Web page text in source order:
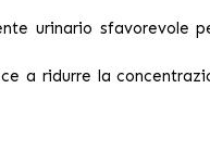
urinario sfavorevole
a ridurre la